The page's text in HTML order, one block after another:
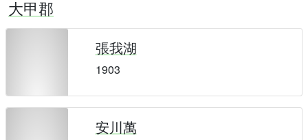
大甲郡
張我湖
1903
安川萬